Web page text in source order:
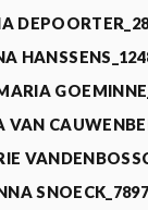
VAN